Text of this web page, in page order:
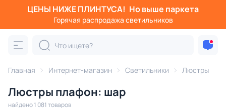
ЦЕНЫ НИЖЕ ПЛИНТУСА! Но выше паркета
Горячая распродажа светильников
Главная Интернет-магазин Светильники Люстры
Люстры плафон: шар
найдено 1 081 товаров
Фильтры
Категория:
подвесные потолочные